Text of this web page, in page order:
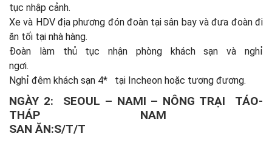
tục nhập cảnh.
Xe và HDV địa phương đón đoàn tại sân bay và đưa đoàn đi
ăn tối tại nhà hàng.
Đoàn làm thủ tục nhận phòng khách sạn và nghỉ
ngơi.
Nghỉ đêm khách sạn 4* tại Incheon hoặc tương đương.
NGÀY 2: SEOUL – NAMI – NÔNG TRẠI TÁO-
THÁP NAM
SAN